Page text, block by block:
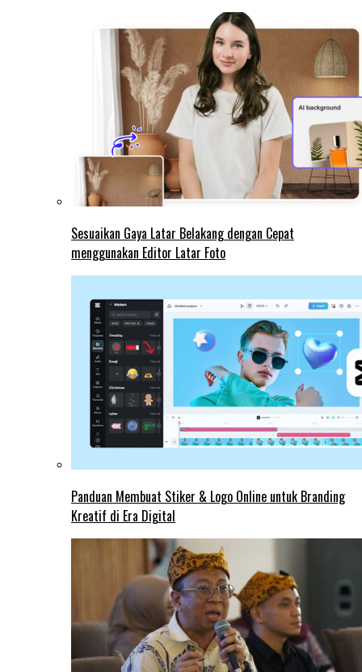
Sesuaikan Gaya Latar Belakang dengan Cepat
menggunakan Editor Latar Foto
Panduan Membuat Stiker & Logo Online untuk Branding
Kreatif di Era Digital